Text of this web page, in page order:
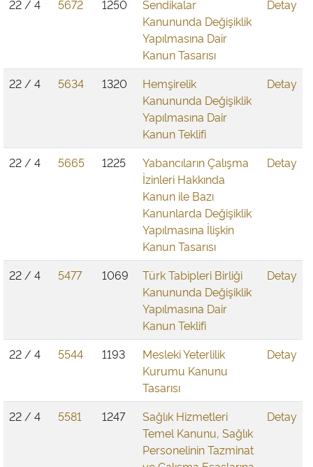
22 / 4 5672 1250
Sendikalar
Kanununda Değişiklik
Yapılmasına Dair
Kanun Tasarısı
Detay
22 / 4 5634 1320
Hemşirelik
Kanununda Değişiklik
Yapılmasına Dair
Kanun Teklifi
Detay
22 / 4 5665 1225
Yabancıların Çalışma
İzinleri Hakkında
Kanun ile Bazı
Kanunlarda Değişiklik
Yapılmasına İlişkin
Kanun Tasarısı
Detay
22 / 4 5477 1069
Türk Tabipleri Birliği
Kanununda Değişiklik
Yapılmasına Dair
Kanun Teklifi
Detay
22 / 4 5544 1193
Mesleki Yeterlilik
Kurumu Kanunu
Tasarısı
Detay
22 / 4 5581 1247
Sağlık Hizmetleri
Temel Kanunu, Sağlık
Personelinin Tazminat
Detay